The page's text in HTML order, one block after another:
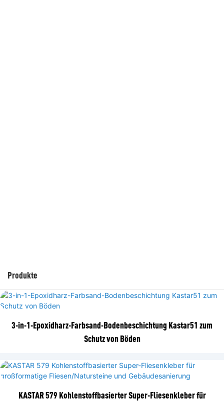
Produkte
3-in-1-Epoxidharz-Farbsand-Bodenbeschichtung Kastar51 zum
Schutz von Böden
KASTAR 579 Kohlenstoffbasierter Super-Fliesenkleber für